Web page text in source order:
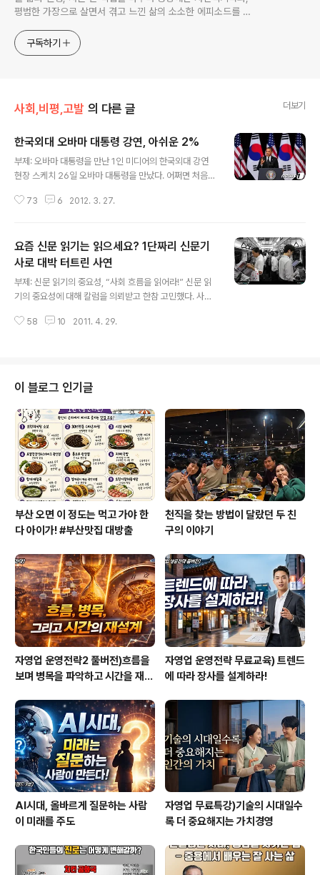
평범한 가장으로 살면서 겪고 느낀 삶의 소소한 에피소드를 전
고픈 커리어코치, 유튜브: 정교수의 인생수업
구독하기
사회,비평,고발 의 다른 글 더보기
한국외대 오바마 대통령 강연, 아쉬운 2%
부제: 오바마 대통령을 만난 1인 미디어의 한국외대 강연
현장 스케치 26일 오바마 대통령을 만났다. 어쩌면 처음이
것이라는 기대감을 가지고 행사 일자를 은근히 기다렸다.
으로도 약간 흥분된 느낌인 듯 했다. 3월 26일 행사당일
오전. 한국외대 행사장은 외대역부터 시작해서 삼엄한 철
통 경계가 있었다. 수백 명의 경찰과 수십여 명의 외국인 경
호원들이 대동되어 있었다. 보통 때와 달리 학생들도 학생
초대장을 받은 사람만 대학 출입이 허락되었다. 이번 행사
73 6 2012. 3. 27.
요즘 신문 읽기는 읽으세요? 1단짜리 신문기
사로 대박 터트린 사연
부제: 신문 읽기의 중요성, “사회 흐름을 읽어라!” 신문 읽
기의 중요성에 대해 칼럼을 의뢰받고 한참 고민했다. 사실
이다. 나도 한 때 언론사에 소속되어 하루에 10여종의 신문
일까. 아니면 워낙 디지털 미디어가 발전해서 일까. 사실 엄
청난 디지털 매체 발전에 따라 신문 읽기의 필요성은 갈수
록 줄어들고 있는 추세이다. 나는 블로그라는 매체를 통해
매일 하루 한 개 이상의 글을 쓰고 있다. 지금 현재 내게 있
어서는 콘텐츠 소비자로서의 생활 뿐 아니라 콘텐츠 생산
자로서의 역할이 더 중요해..
58 10 2011. 4. 29.
이 블로그 인기글
부산 오면 이 정도는 먹고 가야 한
다 아이가! #부산맛집 대방출
천직을 찾는 방법이 달랐던 두 친
구의 이야기
자영업 운영전략2 풀버전)흐름을
보며 병목을 파악하고 시간을 재설
자영업 운영전략 무료교육) 트렌드
에 따라 장사를 설계하라!
AI시대, 올바르게 질문하는 사람
이 미래를 주도
자영업 무료특강)기술의 시대일수
록 더 중요해지는 가치경영